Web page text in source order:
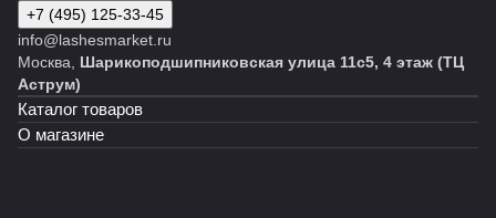
+7 (495) 125-33-45
info@lashesmarket.ru
Москва, Шарикоподшипниковская улица 11с5, 4 этаж (ТЦ
Аструм)
Каталог товаров
О магазине